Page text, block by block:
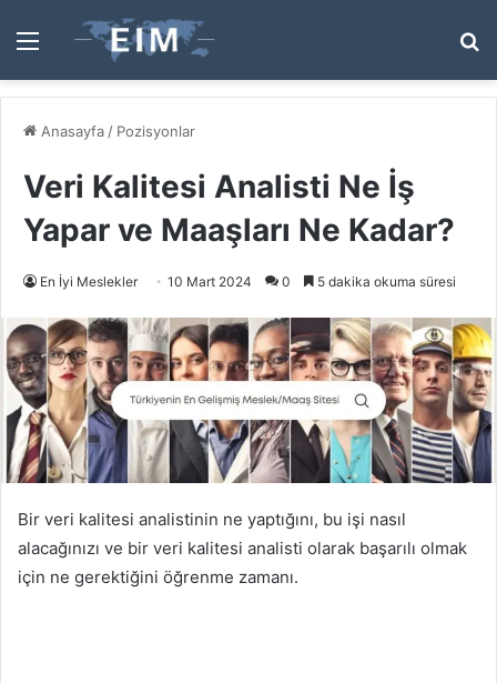
Menü
...
Anasayfa / Pozisyonlar
Veri Kalitesi Analisti Ne İş
Yapar ve Maaşları Ne Kadar?
En İyi Meslekler 10 Mart 2024 0 5 dakika okuma süresi
Bir veri kalitesi analistinin ne yaptığını, bu işi nasıl
alacağınızı ve bir veri kalitesi analisti olarak başarılı olmak
için ne gerektiğini öğrenme zamanı.